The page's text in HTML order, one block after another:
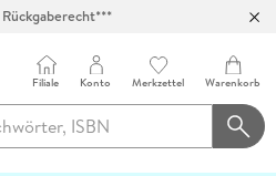
Rückgaberecht***
Filiale Konto Merkzettel Warenkorb